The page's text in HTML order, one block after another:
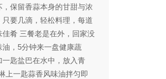
保留香蒜本身的甘甜与浓
要几滴，轻松料理，每道
肴 三餐老是在外，回家没
，5分钟来一盘健康蔬
匙盐巴在水中，放入青
上一匙蒜香风味油拌匀即